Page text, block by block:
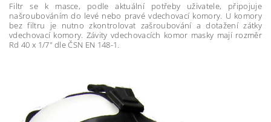
Filtr se k masce, podle aktuální potřeby uživatele, připojuje
našroubováním do levé nebo pravé vdechovací komory. U komory
bez filtru je nutno zkontrolovat zašroubování a dotažení zátky
vdechovací komory. Závity vdechovacích komor masky mají rozměr
Rd 40 x 1/7" dle ČSN EN 148-1.